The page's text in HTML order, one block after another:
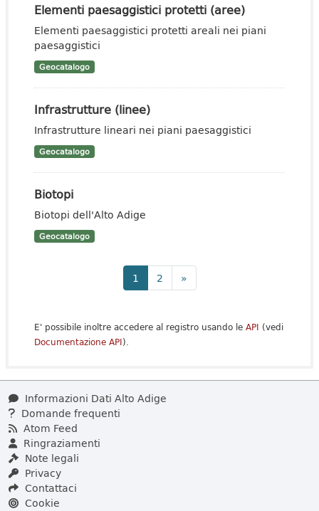
Elementi paesaggistici protetti (aree)
Elementi paesaggistici protetti areali nei piani
paesaggistici
Geocatalogo
Infrastrutture (linee)
Infrastrutture lineari nei piani paesaggistici
Geocatalogo
Biotopi
Biotopi dell'Alto Adige
Geocatalogo
1 2 »
E' possibile inoltre accedere al registro usando le API (vedi
Documentazione API).
Informazioni Dati Alto Adige
Domande frequenti
Atom Feed
Ringraziamenti
Note legali
Privacy
Contattaci
Cookie